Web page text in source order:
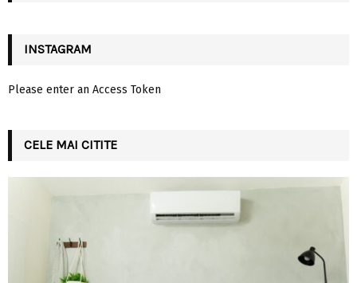
INSTAGRAM
Please enter an Access Token
CELE MAI CITITE